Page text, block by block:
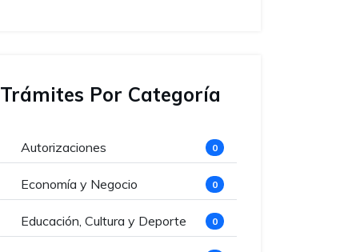
Trámites Por Categoría
Autorizaciones 0
Economía y Negocio 0
Educación, Cultura y Deporte 0